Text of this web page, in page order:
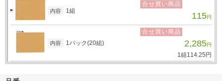
内容 1組
合せ買い商品
115円
内容 1パック(20組)
合せ買い商品
2,285円
1組 114.25 円